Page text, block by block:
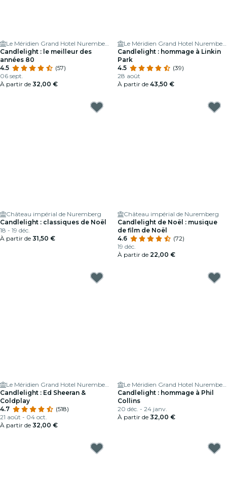
Le Méridien Grand Hotel Nuremberg
Candlelight : le meilleur des
années 80
4.5
(57)
06 sept.
À partir de 32,00 €
Le Méridien Grand Hotel Nuremberg
Candlelight : hommage à Linkin
Park
4.5
(39)
28 août
À partir de 43,50 €
Château impérial de Nuremberg
Candlelight : classiques de Noël
18 - 19 déc.
À partir de 31,50 €
Château impérial de Nuremberg
Candlelight de Noël : musique
de film de Noël
4.6
(72)
19 déc.
À partir de 22,00 €
Le Méridien Grand Hotel Nuremberg
Candlelight : Ed Sheeran &
Coldplay
4.7
(518)
21 août - 04 oct.
À partir de 32,00 €
Le Méridien Grand Hotel Nuremberg
Candlelight : hommage à Phil
Collins
20 déc. - 24 janv.
À partir de 32,00 €